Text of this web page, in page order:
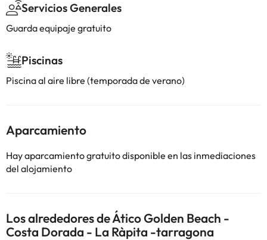
Servicios Generales
Guarda equipaje gratuito
Piscinas
Piscina al aire libre (temporada de verano)
Aparcamiento
Hay aparcamiento gratuito disponible en las inmediaciones
del alojamiento
Los alrededores de Ático Golden Beach -
Costa Dorada - La Ràpita -tarragona